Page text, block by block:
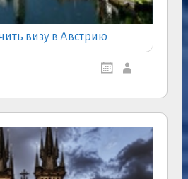
визу в Австрию